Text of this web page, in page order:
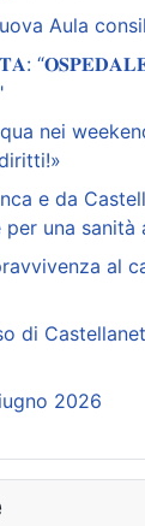
Aula
nei
e da
una sanità
al
di
2026